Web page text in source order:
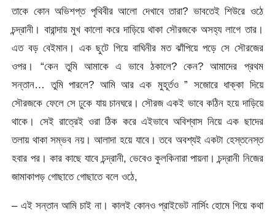
তাকে কোন অভিশপ্ত পৃথিবীর আলো দেখাবে তারা? ভাবতেই শিউরে ওঠে
চন্দ্রানী। বারান্দায় মুখ কালো করে দাড়িয়ে থাকা সৌরজকে অসহ্য লাগে তার।
এত বড় বেইমান। এক ছুটে গিয়ে বাঘিনীর মত ঝাঁপিয়ে পড়ে সে সৌরজের
ওপর। “কেন তুমি আমাকে এ ভাবে ঠকালে? কেন? আমাদের প্রথম
সন্তান… তুমি পারলে? আমি আর এক মুহূর্তও ” সজোরে ধাক্কা দিয়ে
সৌরজকে ফেলে সে ঢুকে যায় চানঘরে। সৌরজ একই ভাবে কঠিন হয়ে দাড়িয়ে
থাকে। সেই রাত্রেই ওরা ঠিক করে এইভাবে অবিশ্বাস নিয়ে এক ছাদের
তলায় থাকা সম্ভব নয়। আলাদা হয়ে যাবে। তবে অবশ্যই একটা হেস্তনেস্ত
হবার পর। কার কাছে যাবে চন্দ্রানী, ভেবেও কুলকিনারা পায়না। চন্দ্রানী নিজের
জামাকাপড় গোছাতে গোছাতে বলে ওঠে,
– এই সন্তান আমি চাই না। কালই কোনও প্রাইভেট নার্সিং হোমে গিয়ে কথা